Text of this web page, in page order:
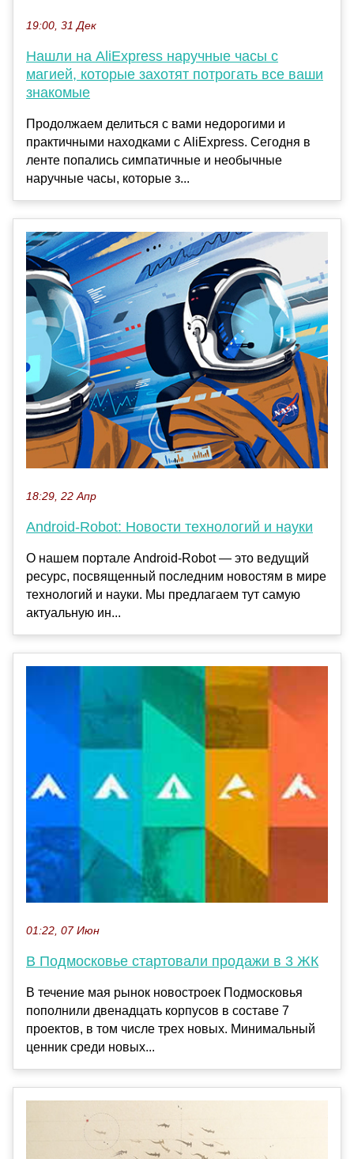
19:00, 31 Дек
Нашли на AliExpress наручные часы с
магией, которые захотят потрогать все ваши
знакомые
Продолжаем делиться с вами недорогими и
практичными находками с AliExpress. Сегодня в
ленте попались симпатичные и необычные
наручные часы, которые з...
18:29, 22 Апр
Android-Robot: Новости технологий и науки
О нашем портале Android-Robot — это ведущий
ресурс, посвященный последним новостям в мире
технологий и науки. Мы предлагаем тут самую
актуальную ин...
01:22, 07 Июн
В Подмосковье стартовали продажи в 3 ЖК
В течение мая рынок новостроек Подмосковья
пополнили двенадцать корпусов в составе 7
проектов, в том числе трех новых. Минимальный
ценник среди новых...